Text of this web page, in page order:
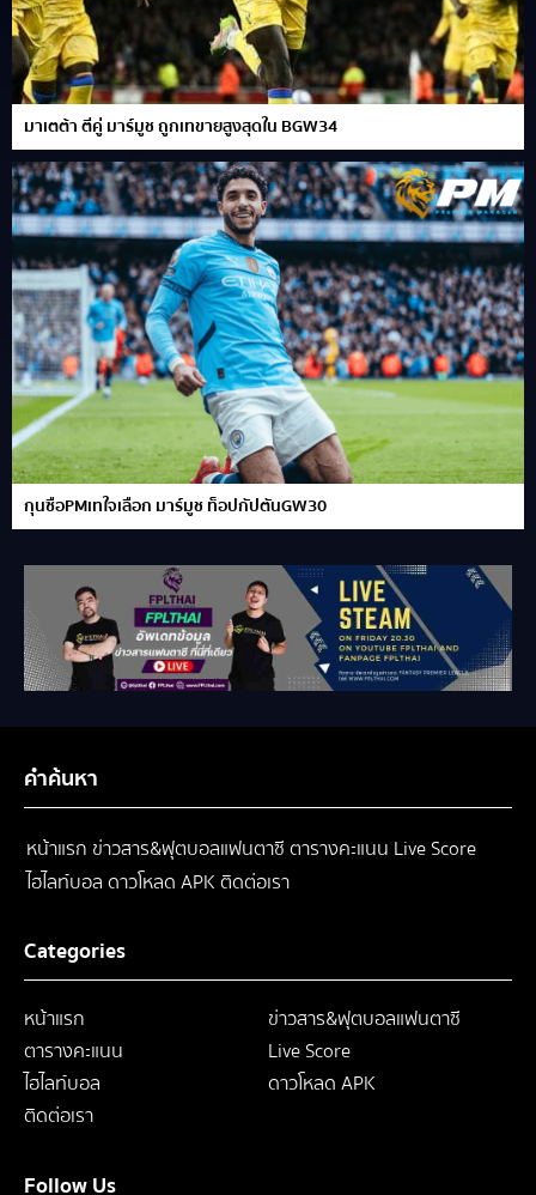
มาเตต้า ตีคู่ มาร์มูช ถูกเทขายสูงสุดใน BGW34
กุนซือPMเทใจเลือก มาร์มูช ท็อปกัปตันGW30
คำค้นหา
หน้าแรก ข่าวสาร&ฟุตบอลแฟนตาซีตารางคะแนน Live Score
ไฮไลท์บอลดาวโหลด APKติดต่อเรา
Categories
หน้าแรก
ข่าวสาร&ฟุตบอลแฟนตาซี
ตารางคะแนน
Live Score
ไฮไลท์บอล
ดาวโหลด APK
ติดต่อเรา
Follow Us